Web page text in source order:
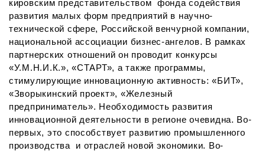
кировским представительством фонда содействия
развития малых форм предприятий в научно-
технической сфере, Российской венчурной компании,
национальной ассоциации бизнес-ангелов. В рамках
партнерских отношений он проводит конкурсы
«У.М.Н.И.К.», «СТАРТ», а также программы,
стимулирующие инновационную активность: «БИТ»,
«Зворыкинский проект», «Железный
предприниматель». Необходимость развития
инновационной деятельности в регионе очевидна. Во-
первых, это способствует развитию промышленного
производства и отраслей новой экономики. Во-